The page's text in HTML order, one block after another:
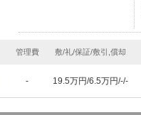
管理費 敷/礼/保証/敷引,償却
- 19.5万円/6.5万円/-/-